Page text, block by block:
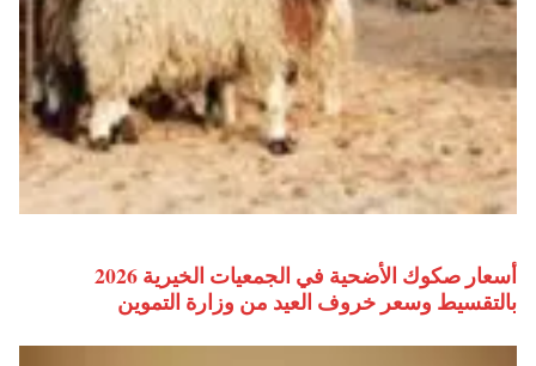
أسعار صكوك الأضحية في الجمعيات الخيرية 2026
بالتقسيط وسعر خروف العيد من وزارة التموين